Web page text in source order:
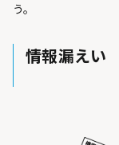
う。
情報漏えい